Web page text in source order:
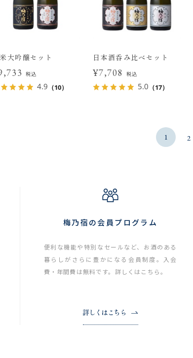
大吟醸セット
税込
4.9 （10）
日本酒呑み比べセット
¥7,708 税込
5.0 （17）
1 2
梅乃宿の会員プログラム
便利な機能や特別なセールなど、お酒のある
暮らしがさらに豊かになる会員制度。入会
費・年間費は無料です。詳しくはこちら。
詳しくはこちら